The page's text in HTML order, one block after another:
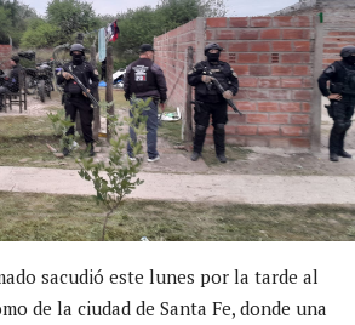
sacudió este lunes por la tarde al
de la ciudad de Santa Fe, donde una